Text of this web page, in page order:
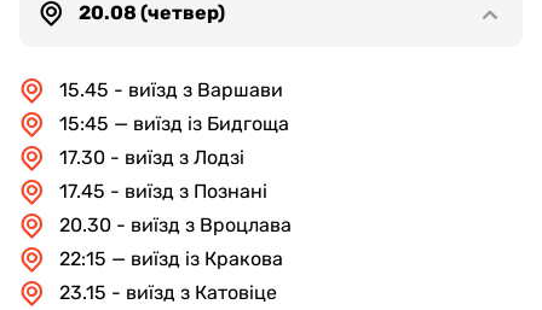
20.08 (четвер)
15.45 - виїзд з Варшави
15:45 — виїзд із Бидгоща
17.30 - виїзд з Лодзі
17.45 - виїзд з Познані
20.30 - виїзд з Вроцлава
22:15 — виїзд із Кракова
23.15 - виїзд з Катовіце